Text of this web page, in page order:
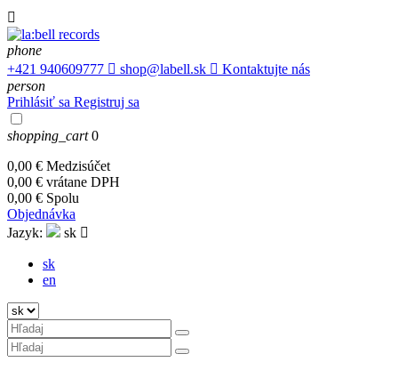

phone
+421 940609777  shop@labell.sk  Kontaktujte nás
person
Prihlásiť sa Registruj sa
shopping_cart 0
0,00 € Medzisúčet
0,00 € vrátane DPH
0,00 € Spolu
Objednávka
Jazyk:
sk 
sk
en